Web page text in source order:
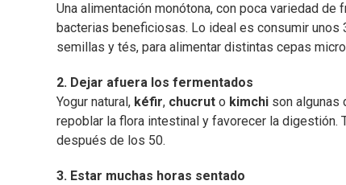
Una alimentación monótona, con poca variedad
bacterias beneficiosas. Lo ideal es consumir
semillas y tés, para alimentar distintas cepas
2. Dejar afuera los fermentados
Yogur natural, kéfir, chucrut o kimchi son algunas
repoblar la flora intestinal y favorecer la digestión.
después de los 50.
3. Estar muchas horas sentado